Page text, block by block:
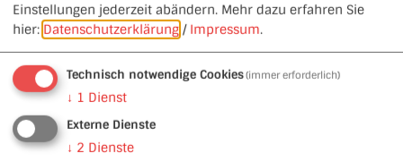
Albert Strobl Stadtrat (FW)
Schloßberg 18
91180 Heideck
Ulrich
Winterhalter
2.Bürgermeister
Einstellungen jederzeit abändern. Mehr dazu erfahren Sie
hier: Datenschutzerklärung / Impressum.
Technisch notwendige Cookies(immer erforderlich)
↓ 1 Dienst
Externe Dienste
↓ 2 Dienste